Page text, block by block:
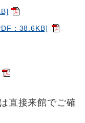
：38.6KB]
直接来館でご確